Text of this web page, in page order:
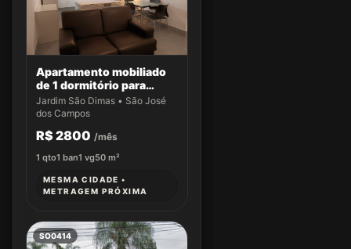
Apartamento mobiliado
de 1 dormitório para
locação no Edifício Suite
Service
Jardim São Dimas • São José
dos Campos
R$ 2800 /mês
1 qto1 ban1 vg50 m²
MESMA CIDADE •
METRAGEM PRÓXIMA
SO0414